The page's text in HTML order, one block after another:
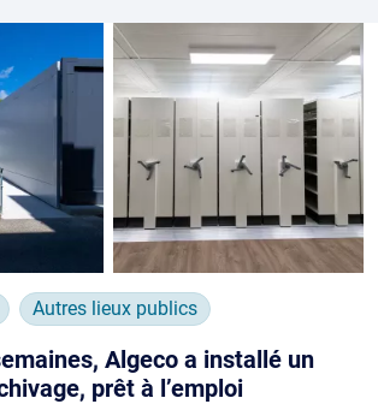
Autres lieux publics
Algeco a installé un
prêt à l’emploi